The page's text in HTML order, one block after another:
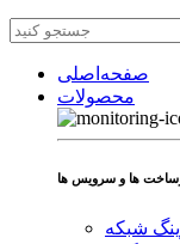
صفحه‌اصلی
محصولات
ها و سرویس ها
شبکه